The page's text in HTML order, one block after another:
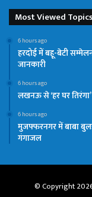
Most Viewed Topics
6 hours ago
हरदोई में बहू-बेटी
जानकारी
6 hours ago
लखनऊ से ‘हर घर
6 hours ago
मुजफ्फरनगर में बाबा
गंगाजल
© Copyright